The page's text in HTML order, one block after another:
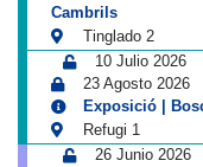
Cambrils
Tinglado 2
10 Julio 2026
23 Agosto 2026
Exposició |
Refugi 1
26 Junio 2026